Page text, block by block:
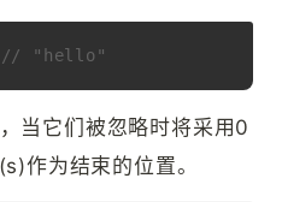
// "hello"
当它们被忽略时将采用0
作为结束的位置。